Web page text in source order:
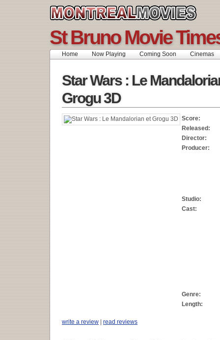
St Bruno Movie
Home Now Playing Coming Soon Cinemas
Star Wars : Le
Grogu 3D
Score:
Released:
Director:
Producer:
Studio:
Cast:
Genre:
Length:
write a review | read reviews